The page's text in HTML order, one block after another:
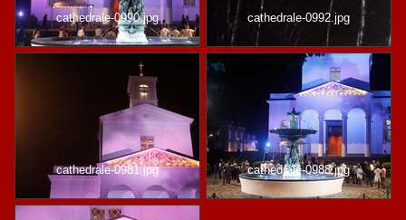
cathedrale-0990.jpg cathedrale-0992.jpg
cathedrale-0981.jpg cathedrale-0988.jpg